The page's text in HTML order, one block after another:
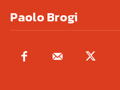
Paolo Brogi